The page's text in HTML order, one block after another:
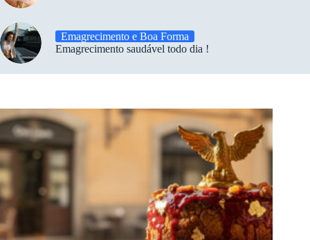
Emagrecimento e Boa Forma
Emagrecimento saudável todo dia !